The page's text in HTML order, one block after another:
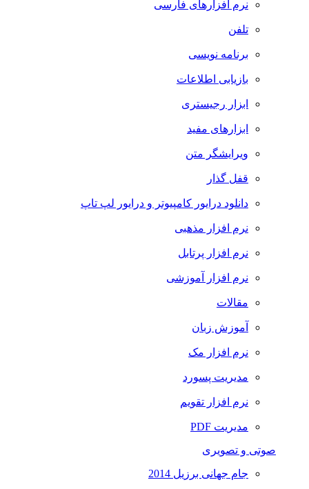
نرم افزارهای فارسی
تلفن
برنامه نویسی
بازیابی اطلاعات
ابزار رجیستری
ابزارهای مفید
ویرایشگر متن
قفل گذار
دانلود درایور کامپیوتر و درایور لپ تاپ
نرم افزار مذهبی
نرم افزار پرتابل
نرم افزار آموزشی
مقالات
آموزش زبان
نرم افزار مک
مدیریت پسورد
نرم افزار تقویم
مدیریت PDF
صوتی و تصویری
جام جهانی برزیل 2014